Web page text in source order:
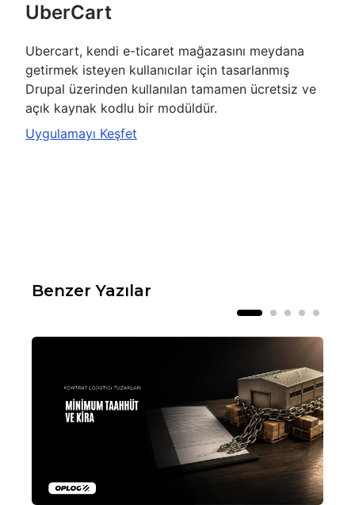
UberCart
Ubercart, kendi e-ticaret mağazasını meydana
getirmek isteyen kullanıcılar için tasarlanmış
Drupal üzerinden kullanılan tamamen ücretsiz ve
açık kaynak kodlu bir modüldür.
Uygulamayı Keşfet
Benzer Yazılar